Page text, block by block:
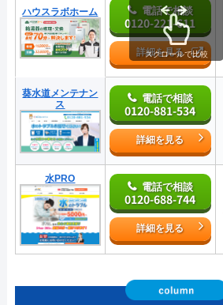
ハウスラボホーム 電話で相談
0120-221-611
詳細を見る
葵水道メンテナン
ス
電話で相談
0120-881-534
詳細を見る
水PRO
電話で相談
0120-688-744
詳細を見る
スクロールで比較